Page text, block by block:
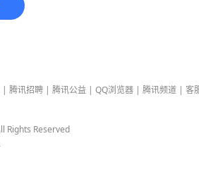
| 腾讯招聘 | 腾讯公益 | QQ浏览器 | 腾讯频道 | 客
Rights Reserved